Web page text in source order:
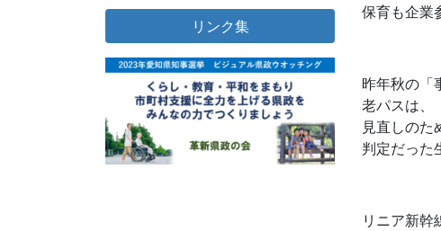
保育も企業
昨年秋の「
老パスは、
見直しのた
判定だった
リニア新幹
リンク集